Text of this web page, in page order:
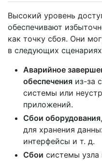
Высокий уровень
обеспечивают
как точку сбоя. Они
в следующих
Аварийное
обеспечения из-за
системы или
приложений.
Сбои оборудования
для хранения
интерфейсы и т. д.
Сбои системы узла